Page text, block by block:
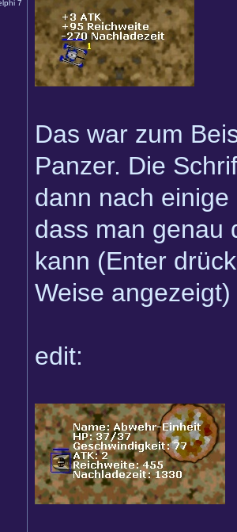
7
Das war zum
Panzer. Die
dann nach
dass man genau
kann (Enter
Weise angezeigt)
edit: